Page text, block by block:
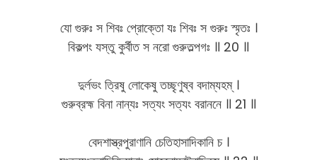
যো গুরুঃ স শিবঃ প্রোক্তো যঃ শিবঃ স গুরুঃ স্মৃতঃ ।
বিকল্পং যস্তু কুর্বীত স নরো গুরুতল্পগঃ ॥ 20 ॥
দুর্লভং ত্রিষু লোকেষু তচ্ছৃণুষ্ব বদাম্যহম্ ।
গুরুব্রহ্ম বিনা নান্যঃ সত্যং সত্যং বরাননে ॥ 21 ॥
বেদশাস্ত্রপুরাণানি চেতিহাসাদিকানি চ ।